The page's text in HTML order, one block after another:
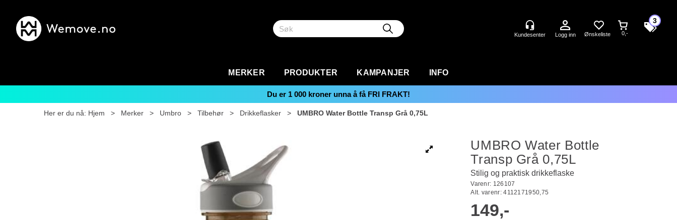
Logg inn 0,-
3
MERKER PRODUKTER KAMPANJER INFO
Du er 1 000 kroner unna å få FRI FRAKT!
Her er du nå: Hjem > Merker > Umbro > Tilbehør > Drikkeflasker > UMBRO Water Bottle Transp Grå 0,75L
UMBRO Water Bottle
Transp Grå 0,75L
Stilig og praktisk drikkeflaske
Varenr: 126107
Alt. varenr:4112171950,75
149,-